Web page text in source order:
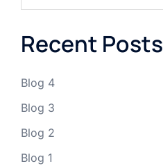
Recent Posts
Blog 4
Blog 3
Blog 2
Blog 1